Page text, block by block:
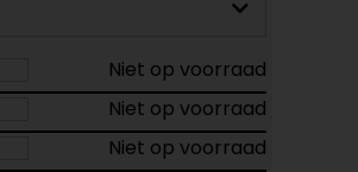
Niet op voorraad
Niet op voorraad
Niet op voorraad